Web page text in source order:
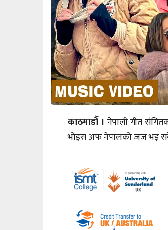
काठमाडौँ । नेपाली गीत
भोइस अफ नेपालको जज भइ